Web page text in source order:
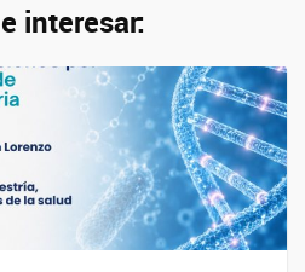
interesar: